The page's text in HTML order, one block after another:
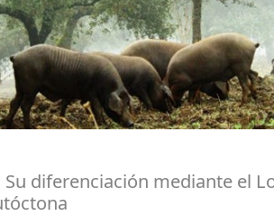
Su diferenciación mediante el